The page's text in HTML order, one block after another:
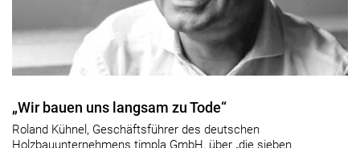
„Wir bauen uns langsam zu Tode“
Roland Kühnel, Geschäftsführer des deutschen
Holzbauunternehmens timpla GmbH, über „die sieben